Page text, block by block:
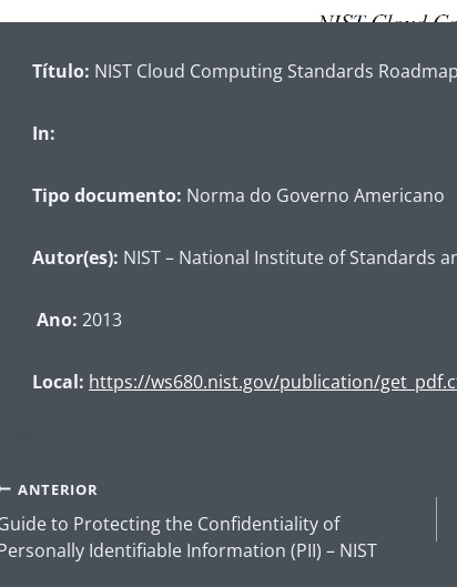
Título: NIST Cloud Computing Standards Roadmap
In:
Tipo documento: Norma do Governo Americano
Autor(es): NIST – National Institute of Standards
Ano: 2013
Local: https://ws680.nist.gov/publication/
ANTERIOR
to Protecting the Confidentiality of
Identifiable Information (PII) – NIST